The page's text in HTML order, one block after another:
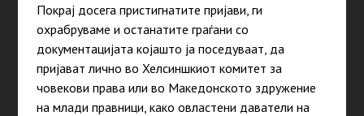
Покрај досега пристигнатите пријави, ги
охрабруваме и останатите граѓани со
документацијата којашто ја поседуваат, да
пријават лично во Хелсиншкиот комитет за
човекови права или во Македонското здружение
на млади правници, како овластени даватели на